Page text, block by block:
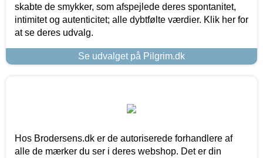
skabte de smykker, som afspejlede deres spontanitet,
intimitet og autenticitet; alle dybtfølte værdier. Klik her for
at se deres udvalg.
Se udvalget på Pilgrim.dk
Hos Brodersens.dk er de autoriserede forhandlere af
alle de mærker du ser i deres webshop. Det er din